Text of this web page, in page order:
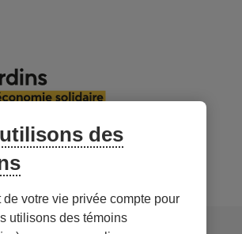
des
de votre vie privée compte pour
utilisons des témoins